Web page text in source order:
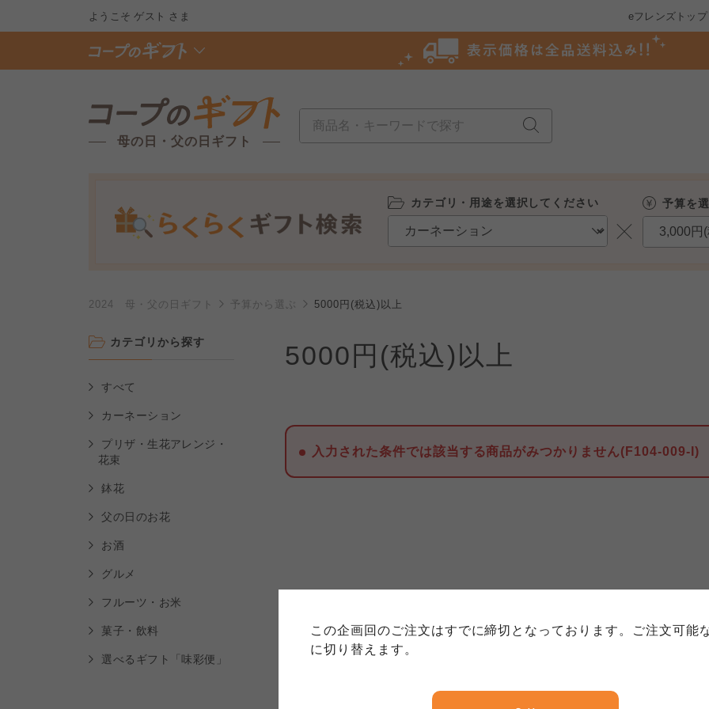
この企画回のご注文はすでに締切となっております。ご注文可能
に切り替えます。
ようこそゲスト さま eフレンズトップ
母の日・父の日ギフト
カテゴリ・用途を選択してください 予算を
2024 母・父の日ギフト 予算から選ぶ 5000円(税込)以上
カテゴリから探す
すべて
カーネーション
プリザ・生花アレンジ・
花束
鉢花
父の日のお花
お酒
グルメ
フルーツ・お米
菓子・飲料
選べるギフト「味彩便」
5000円(税込)以上
入力された条件では該当する商品がみつかりません(F104-009-I)
める利用約款をご確認のうえ、ご利用ください。なお、クチコミ投稿については、利用約款
このサイトは7つの生協から業務委託を受けて、コープきんき事業連合が運営しています。
ます。
コープ事業連合、ならびに各生協の「個人情報保護方針」については各生協のボタンをクリ
このサイトは7つの生協から業務委託を受けて、コープきんき事業連合が運営しています。
生協となります。
各生協の「特定商取引法に基づく表記について」については各生協のボタンをクリックして